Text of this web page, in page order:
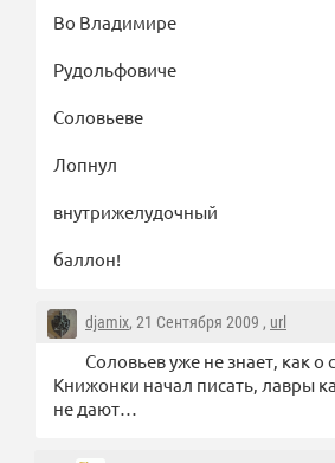
Во Владимире
Рудольфовиче
Соловьеве
Лопнул
внутрижелудочный
баллон!
djamix, 21 Сентября 2009 , url
Соловьев уже не знает, как
Книжонки начал писать, лавры
не дают…